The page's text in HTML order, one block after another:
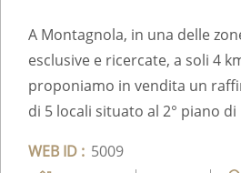
A Montagnola, in una delle
esclusive e ricercate, a soli 4
proponiamo in vendita un
di 5 locali situato al 2° piano di
WEB ID : 5009